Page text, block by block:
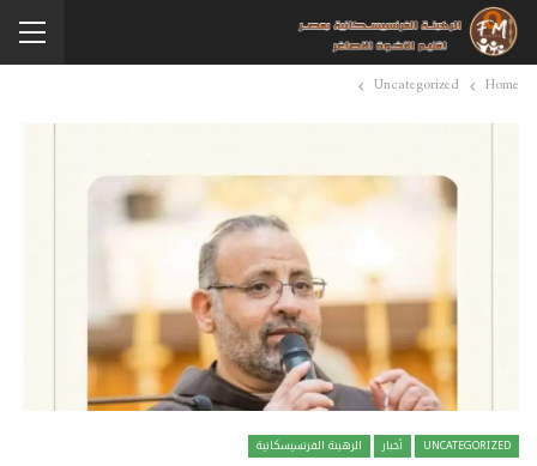
Home
Uncategorized
UNCATEGORIZED أخبار الرهبنة الفرنسيسكانية